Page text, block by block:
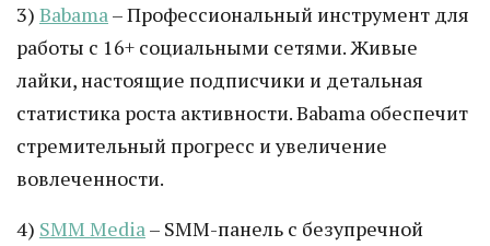
3) Babama– Профессиональный инструмент для
работы с 16+ социальными сетями. Живые
лайки, настоящие подписчики и детальная
статистика роста активности. Babama обеспечит
стремительный прогресс и увеличение
вовлеченности.
4) SMM Media– SMM-панель с безупречной